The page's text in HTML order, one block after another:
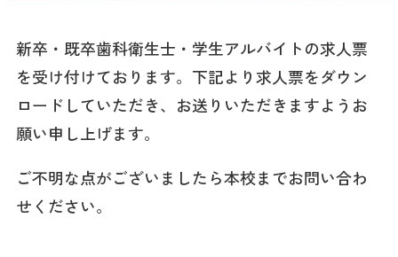
新卒・既卒歯科衛生士・学生アルバイトの求人票
を受け付けております。下記より求人票をダウン
ロードしていただき、お送りいただきますようお
願い申し上げます。
ご不明な点がございましたら本校までお問い合わ
せください。